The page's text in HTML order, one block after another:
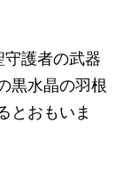
護者の武器
黒水晶の羽根
とおもいま